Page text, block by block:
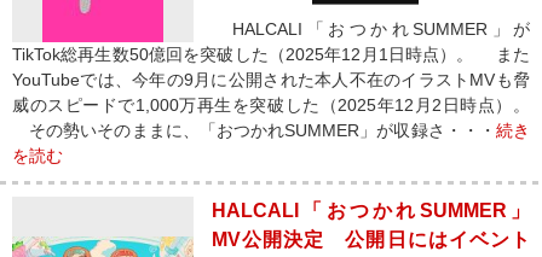
HALCALI「おつかれSUMMER」が
TikTok総再生数50億回を突破した（2025年12月1日時点）。 また
YouTubeでは、今年の9月に公開された本人不在のイラストMVも脅
威のスピードで1,000万再生を突破した（2025年12月2日時点）。
その勢いそのままに、「おつかれSUMMER」が収録さ・・・ 続き
を読む
HALCALI「おつかれSUMMER」
MV公開決定 公開日にはイベント